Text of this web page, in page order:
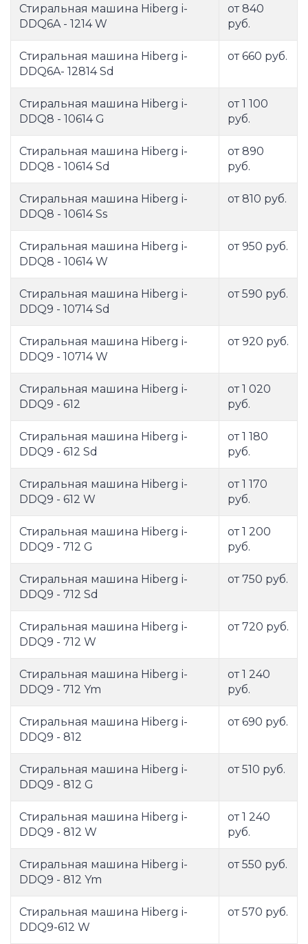
Стиральная машина Hiberg i-
DDQ6A - 1214 W
от 840
руб.
Стиральная машина Hiberg i-
DDQ6A- 12814 Sd
от 660 руб.
Стиральная машина Hiberg i-
DDQ8 - 10614 G
от 1 100
руб.
Стиральная машина Hiberg i-
DDQ8 - 10614 Sd
от 890
руб.
Стиральная машина Hiberg i-
DDQ8 - 10614 Ss
от 810 руб.
Стиральная машина Hiberg i-
DDQ8 - 10614 W
от 950 руб.
Стиральная машина Hiberg i-
DDQ9 - 10714 Sd
от 590 руб.
Стиральная машина Hiberg i-
DDQ9 - 10714 W
от 920 руб.
Стиральная машина Hiberg i-
DDQ9 - 612
от 1 020
руб.
Стиральная машина Hiberg i-
DDQ9 - 612 Sd
от 1 180
руб.
Стиральная машина Hiberg i-
DDQ9 - 612 W
от 1 170
руб.
Стиральная машина Hiberg i-
DDQ9 - 712 G
от 1 200
руб.
Стиральная машина Hiberg i-
DDQ9 - 712 Sd
от 750 руб.
Стиральная машина Hiberg i-
DDQ9 - 712 W
от 720 руб.
Стиральная машина Hiberg i-
DDQ9 - 712 Ym
от 1 240
руб.
Стиральная машина Hiberg i-
DDQ9 - 812
от 690 руб.
Стиральная машина Hiberg i-
DDQ9 - 812 G
от 510 руб.
Стиральная машина Hiberg i-
DDQ9 - 812 W
от 1 240
руб.
Стиральная машина Hiberg i-
DDQ9 - 812 Ym
от 550 руб.
Стиральная машина Hiberg i-
DDQ9-612 W
от 570 руб.